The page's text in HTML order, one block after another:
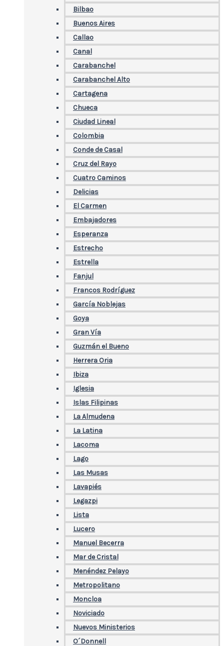
Bilbao
Buenos Aires
Callao
Canal
Carabanchel
Carabanchel Alto
Cartagena
Chueca
Ciudad Lineal
Colombia
Conde de Casal
Cruz del Rayo
Cuatro Caminos
Delicias
El Carmen
Embajadores
Esperanza
Estrecho
Estrella
Fanjul
Francos Rodríguez
García Noblejas
Goya
Gran Vía
Guzmán el Bueno
Herrera Oria
Ibiza
Iglesia
Islas Filipinas
La Almudena
La Latina
Lacoma
Lago
Las Musas
Lavapiés
Legazpi
Lista
Lucero
Manuel Becerra
Mar de Cristal
Menéndez Pelayo
Metropolitano
Moncloa
Noviciado
Nuevos Ministerios
O´Donnell